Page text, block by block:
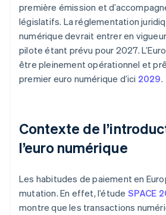
première émission et
législatifs. La réglementation
numérique devrait entrer en
pilote étant prévu pour 2027.
être pleinement opérationnel et
premier euro numérique d’ici 2029.
Contexte de
l’euro numérique
Les habitudes de paiement en
mutation. En effet, l’étude SPACE
montre que les transactions